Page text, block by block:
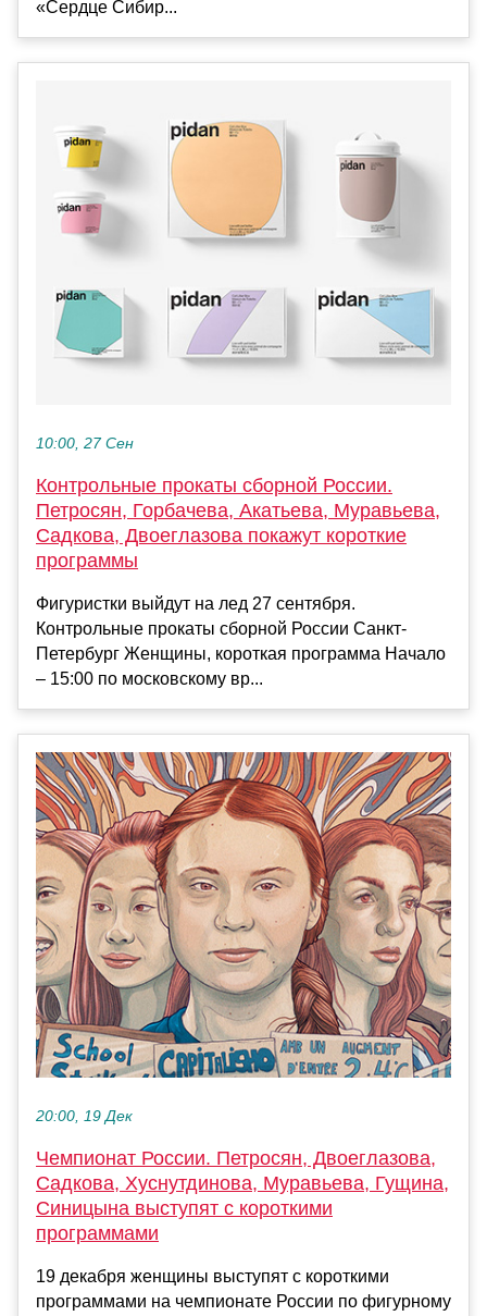
«Сердце Сибир...
10:00, 27 Сен
Контрольные прокаты сборной России.
Петросян, Горбачева, Акатьева, Муравьева,
Садкова, Двоеглазова покажут короткие
программы
Фигуристки выйдут на лед 27 сентября.
Контрольные прокаты сборной России Санкт-
Петербург Женщины, короткая программа Начало
– 15:00 по московскому вр...
20:00, 19 Дек
Чемпионат России. Петросян, Двоеглазова,
Садкова, Хуснутдинова, Муравьева, Гущина,
Синицына выступят с короткими
программами
19 декабря женщины выступят с короткими
программами на чемпионате России по фигурному